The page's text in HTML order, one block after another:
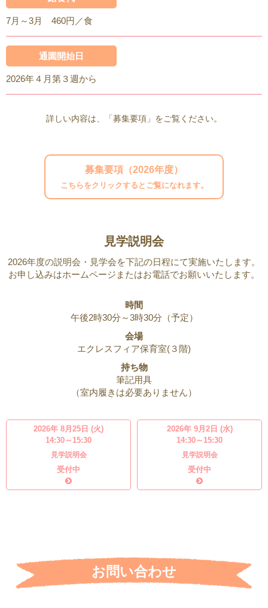
7月～3月 460円／食
通園開始日
2026年４月第３週から
詳しい内容は、「募集要項」をご覧ください。
募集要項（2026年度）
こちらをクリックするとご覧になれます。
見学説明会
2026年度の説明会・見学会を下記の日程にて実施いたします。
お申し込みはホームページまたはお電話でお願いいたします。
時間
午後2時30分～3時30分（予定）
会場
エクレスフィア保育室(３階)
持ち物
筆記用具
（室内履きは必要ありません）
2026年 8月25日 (火)
14:30～15:30
見学説明会
受付中
2026年 9月2日 (水)
14:30～15:30
見学説明会
受付中
お問い合わせ